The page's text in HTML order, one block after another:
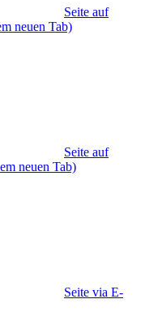
Seite auf
neuen Tab)
Seite auf
neuen Tab)
Seite via E-